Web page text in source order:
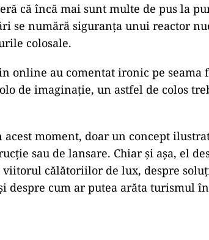
că încă mai sunt multe de pus la
se numără siguranța unui reactor
colosale.
online au comentat ironic pe
de imaginație, un astfel de colos
acest moment, doar un concept
sau de lansare. Chiar și așa, el
viitorul călătoriilor de lux, despre
despre cum ar putea arăta turismul